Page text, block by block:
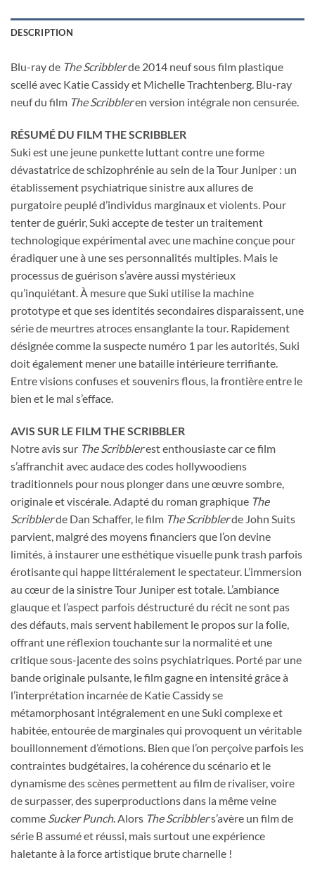
DESCRIPTION
Blu-ray de The Scribblerde 2014 neuf sous film plastique
scellé avec Katie Cassidy et Michelle Trachtenberg. Blu-ray
neuf du film The Scribbleren version intégrale non censurée.
RÉSUMÉ DU FILM THE SCRIBBLER
Suki est une jeune punkette luttant contre une forme
dévastatrice de schizophrénie au sein de la Tour Juniper : un
établissement psychiatrique sinistre aux allures de
purgatoire peuplé d’individus marginaux et violents. Pour
tenter de guérir, Suki accepte de tester un traitement
technologique expérimental avec une machine conçue pour
éradiquer une à une ses personnalités multiples. Mais le
processus de guérison s’avère aussi mystérieux
qu’inquiétant. À mesure que Suki utilise la machine
prototype et que ses identités secondaires disparaissent, une
série de meurtres atroces ensanglante la tour. Rapidement
désignée comme la suspecte numéro 1 par les autorités, Suki
doit également mener une bataille intérieure terrifiante.
Entre visions confuses et souvenirs flous, la frontière entre le
bien et le mal s’efface.
AVIS SUR LE FILM THE SCRIBBLER
Notre avis sur The Scribblerest enthousiaste car ce film
s’affranchit avec audace des codes hollywoodiens
traditionnels pour nous plonger dans une œuvre sombre,
originale et viscérale. Adapté du roman graphique The
Scribblerde Dan Schaffer, le film The Scribblerde John Suits
parvient, malgré des moyens financiers que l’on devine
limités, à instaurer une esthétique visuelle punk trash parfois
érotisante qui happe littéralement le spectateur. L’immersion
au cœur de la sinistre Tour Juniper est totale. L’ambiance
glauque et l’aspect parfois déstructuré du récit ne sont pas
des défauts, mais servent habilement le propos sur la folie,
offrant une réflexion touchante sur la normalité et une
critique sous-jacente des soins psychiatriques. Porté par une
bande originale pulsante, le film gagne en intensité grâce à
l’interprétation incarnée de Katie Cassidy se
métamorphosant intégralement en une Suki complexe et
habitée, entourée de marginales qui provoquent un véritable
bouillonnement d’émotions. Bien que l’on perçoive parfois les
contraintes budgétaires, la cohérence du scénario et le
dynamisme des scènes permettent au film de rivaliser, voire
de surpasser, des superproductions dans la même veine
comme Sucker Punch. Alors The Scribblers’avère un film de
série B assumé et réussi, mais surtout une expérience
haletante à la force artistique brute charnelle !